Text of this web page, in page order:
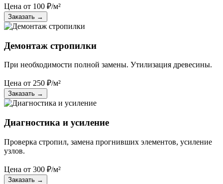
Цена от 100 ₽/м²
Заказать →
Демонтаж стропилки
При необходимости полной замены. Утилизация древесины.
Цена от 250 ₽/м²
Заказать →
Диагностика и усиление
Проверка стропил, замена прогнивших элементов, усиление
узлов.
Цена от 300 ₽/м²
Заказать →